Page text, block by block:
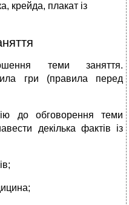
крейда, плакат із
теми заняття.
гри (правила перед
до обговорення теми
декілька фактів із